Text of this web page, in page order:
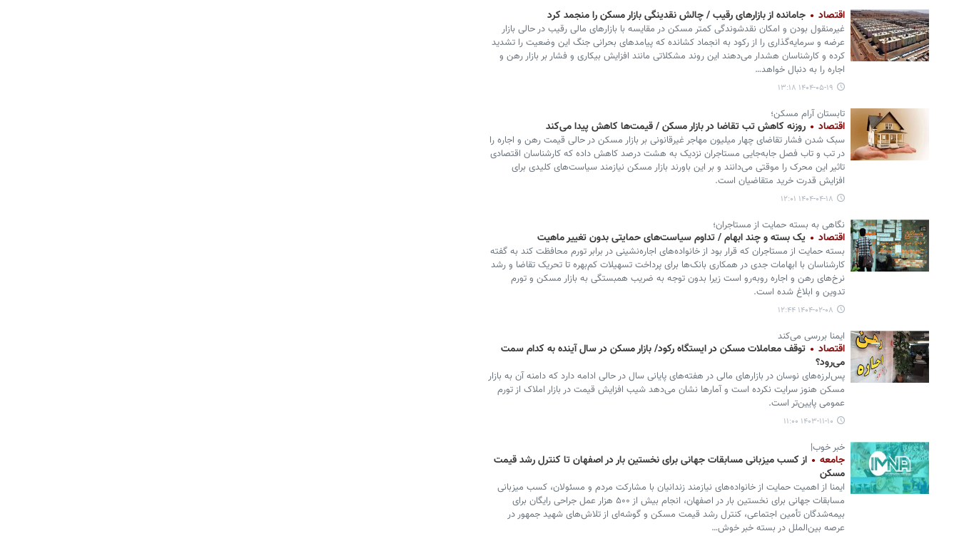
اقتصاد جامانده از بازارهای رقیب / چالش نقدینگی بازار مسکن را منجمد کرد
غیرمنقول بودن و امکان نقدشوندگی کمتر مسکن در مقایسه با بازارهای مالی رقیب در حالی بازار
عرضه و سرمایه‌گذاری را از رکود به انجماد کشانده که پیامدهای بحرانی جنگ این وضعیت را تشدید
کرده و کارشناسان هشدار می‌دهند این روند مشکلاتی مانند افزایش بیکاری و فشار بر بازار رهن و
اجاره را به دنبال خواهد…
۱۴۰۴-۰۵-۱۹ ۱۳:۱۸
تابستان آرام مسکن؛
اقتصاد روزنه کاهش تب تقاضا در بازار مسکن / قیمت‌ها کاهش پیدا می‌کند
سبک شدن فشار تقاضای چهار میلیون مهاجر غیرقانونی بر بازار مسکن در حالی قیمت رهن و اجاره را
در تب و تاب فصل جابه‌جایی مستاجران نزدیک به هشت درصد کاهش داده که کارشناسان اقتصادی
تاثیر این محرک را موقتی می‌دانند و بر این باورند بازار مسکن نیازمند سیاست‌های کلیدی برای
افزایش قدرت خرید متقاضیان است.
۱۴۰۴-۰۴-۱۸ ۱۲:۰۱
نگاهی به بسته حمایت از مستاجران؛
اقتصاد یک بسته و چند ابهام / تداوم سیاست‌های حمایتی بدون تغییر ماهیت
بسته حمایت از مستاجران که قرار بود از خانواده‌های اجاره‌نشینی در برابر تورم محافظت کند به گفته
کارشناسان با ابهامات جدی در همکاری بانک‌ها برای پرداخت تسهیلات کم‌بهره تا تحریک تقاضا و رشد
نرخ‌های رهن و اجاره روبه‌رو است زیرا بدون توجه به ضریب همبستگی به بازار مسکن و تورم
تدوین و ابلاغ شده است.
۱۴۰۴-۰۲-۰۸ ۱۲:۴۴
ایمنا بررسی می‌کند
اقتصاد
توقف معاملات مسکن در ایستگاه رکود/ بازار مسکن در سال آینده به کدام سمت
می‌رود؟
پس‌لرزه‌های نوسان در بازارهای مالی در هفته‌های پایانی سال در حالی ادامه دارد که دامنه آن به بازار
مسکن هنوز سرایت نکرده است و آمارها نشان می‌دهد شیب افزایش قیمت در بازار املاک از تورم
عمومی پایین‌تر است.
۱۴۰۳-۱۱-۱۰ ۱۱:۰۰
خبر خوب|
جامعه
از کسب میزبانی مسابقات جهانی برای نخستین بار در اصفهان تا کنترل رشد قیمت
مسکن
ایمنا از اهمیت حمایت از خانواده‌های نیازمند زندانیان با مشارکت مردم و مسئولان، کسب میزبانی
مسابقات جهانی برای نخستین بار در اصفهان، انجام بیش از ۵۰۰ هزار عمل جراحی رایگان برای
بیمه‌شدگان تأمین اجتماعی، کنترل رشد قیمت مسکن و گوشه‌ای از ‏‬تلاش‌های شهید جمهور در
عرصه بین‌الملل در بسته خبر خوش…